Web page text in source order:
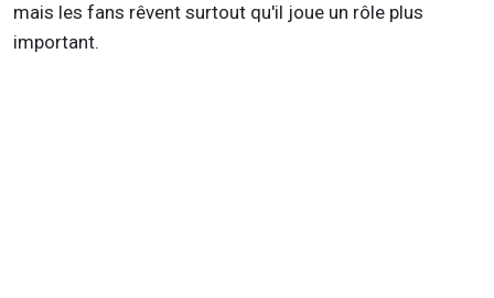
mais les fans rêvent surtout qu'il joue un rôle plus
important.